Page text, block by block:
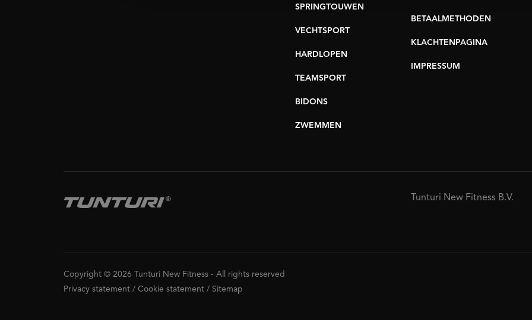
SPRINGTOUWEN
VECHTSPORT
HARDLOPEN
TEAMSPORT
BIDONS
ZWEMMEN
BETAALMETHODEN
KLACHTENPAGINA
IMPRESSUM
Tunturi New Fitness B.V.
Copyright © 2026 Tunturi New Fitness - All rights reserved
Privacy statement / Cookie statement / Sitemap